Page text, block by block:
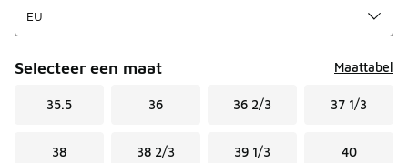
Selecteer een maat Maattabel
35.5 36 36 2/3 37 1/3
38 38 2/3 39 1/3 40